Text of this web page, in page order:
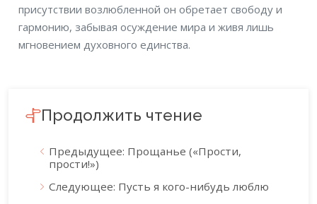
присутствии возлюбленной он обретает свободу и
гармонию, забывая осуждение мира и живя лишь
мгновением духовного единства.
Продолжить чтение
Предыдущее: Прощанье («Прости,
прости!»)
Следующее: Пусть я кого-нибудь люблю